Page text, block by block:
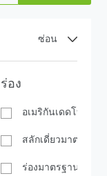
ซ่อน
ร่อง
อเมริกันเดดโบลต์
สลักเดี่ยวมาตรฐาน
ร่องมาตรฐานเยอร